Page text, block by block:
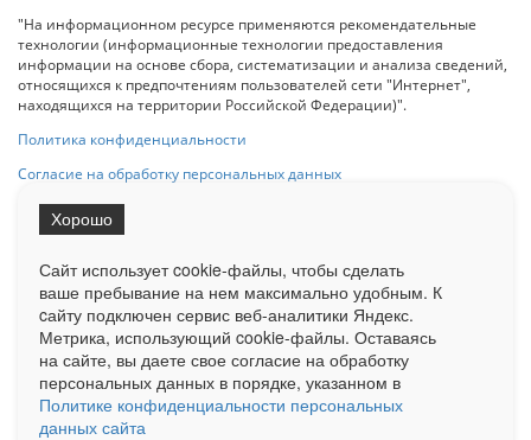
"На информационном ресурсе применяются рекомендательные
технологии (информационные технологии предоставления
информации на основе сбора, систематизации и анализа сведений,
относящихся к предпочтениям пользователей сети "Интернет",
находящихся на территории Российской Федерации)".
Политика конфиденциальности
Согласие на обработку персональных данных
на Сетевое издание «ОрелТаймс» обязательна.
Ограниченная статистика посещаемости доступна на сайте
Liveinternet.ru . Подробная статистика для рекламодателей по запросу
у менеджера.
Реклама Документы О нас Контакты
Сайт использует cookie-файлы, чтобы сделать
ваше пребывание на нем максимально удобным. К
cайту подключен сервис веб-аналитики Яндекс.
Метрика, использующий cookie-файлы. Оставаясь
на сайте, вы даете свое согласие на обработку
персональных данных в порядке, указанном в
Политике конфиденциальности персональных
данных сайта
Хорошо